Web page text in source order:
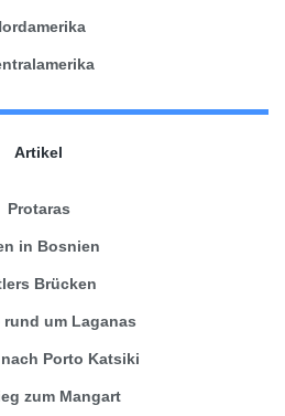
Artikel
Protaras
in Bosnien
Brücken
rund um Laganas
Porto Katsiki
zum Mangart